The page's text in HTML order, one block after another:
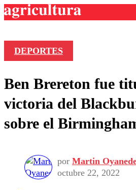
Frecuencias
Agricultura TV
Deportes
Colo Colo
Otros Deportes
Seleccion Chilena
Torneo
Entretención
Dato Practico
Economía
Internacional
Publicaciones en
Opinión
DEPORTES
Ben Brereton fue
victoria del
sobre el
por Martin
octubre 22, 2022